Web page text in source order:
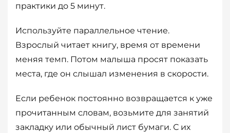
практики до 5 минут.
Используйте параллельное чтение.
Взрослый читает книгу, время от времени
меняя темп. Потом малыша просят показать
места, где он слышал изменения в скорости.
Если ребенок постоянно возвращается к уже
прочитанным словам, возьмите для занятий
закладку или обычный лист бумаги. С их